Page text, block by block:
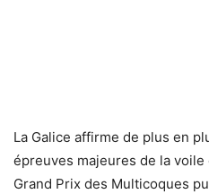
La Galice affirme de plus en
épreuves majeures de la
Grand Prix des Multicoques